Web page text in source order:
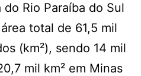
Rio Paraíba do Sul
total de 61,5 mil
(km²), sendo 14 mil
mil km² em Minas